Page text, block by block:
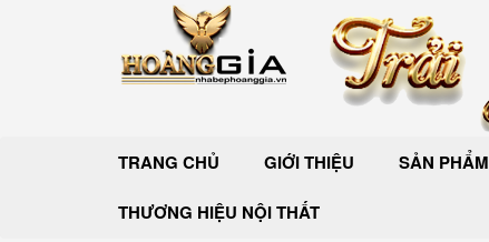
TRANG CHỦ GIỚI THIỆU SẢN PHẨM
THƯƠNG HIỆU NỘI THẤT